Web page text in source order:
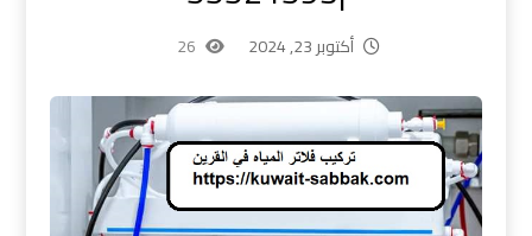
أكتوبر 23, 2024 26